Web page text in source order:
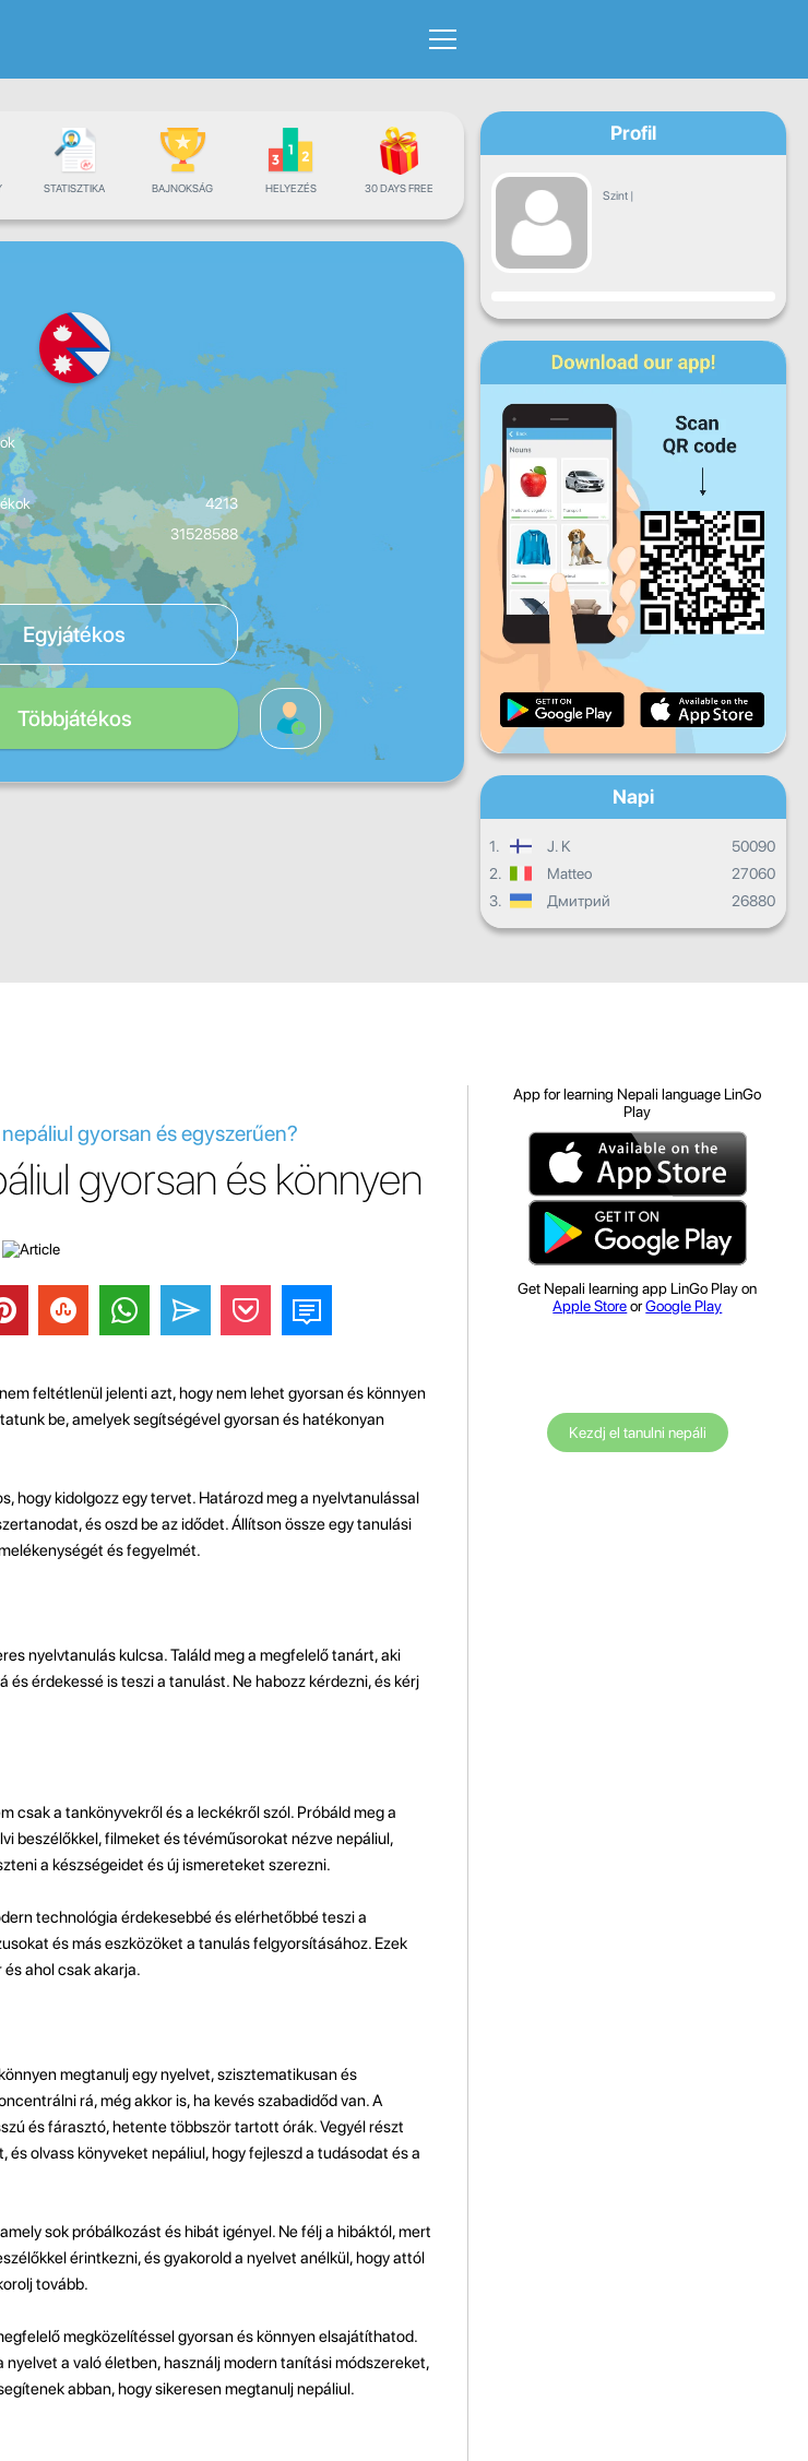
STATISZTIKA BAJNOKSÁG HELYEZÉS 30 DAYS FREE
4213
31528588
Egyjátékos
Többjátékos
Profil
Szint |
Haladás
Sze Cs
Szo V
Napi haladás
Havi haladás
Összesített eredmény
Napi
1. J. K
50090
2.
Matteo
27060
3.
Дмитрий 26880
gyorsan és egyszerűen?
gyorsan és könnyen
feltétlenül jelenti azt, hogy nem lehet gyorsan és könnyen
be, amelyek segítségével gyorsan és hatékonyan
hogy kidolgozz egy tervet. Határozd meg a nyelvtanulással
és oszd be az idődet. Állítson össze egy tanulási
és fegyelmét.
nyelvtanulás kulcsa. Találd meg a megfelelő tanárt, aki
érdekessé is teszi a tanulást. Ne habozz kérdezni, és kérj
csak a tankönyvekről és a leckékről szól. Próbáld meg a
beszélőkkel, filmeket és tévéműsorokat nézve nepáliul,
a készségeidet és új ismereteket szerezni.
technológia érdekesebbé és elérhetőbbé teszi a
és más eszközöket a tanulás felgyorsításához. Ezek
ahol csak akarja.
megtanulj egy nyelvet, szisztematikusan és
rá, még akkor is, ha kevés szabadidőd van. A
és fárasztó, hetente többször tartott órák. Vegyél részt
olvass könyveket nepáliul, hogy fejleszd a tudásodat és a
sok próbálkozást és hibát igényel. Ne félj a hibáktól, mert
érintkezni, és gyakorold a nyelvet anélkül, hogy attól
tovább.
megközelítéssel gyorsan és könnyen elsajátíthatod.
a való életben, használj modern tanítási módszereket,
abban, hogy sikeresen megtanulj nepáliul.
App for learning Nepali language LinGo
Play
Get Nepali learning app LinGo Play on
Apple StoreorGoogle Play
Kezdj el tanulni nepáli